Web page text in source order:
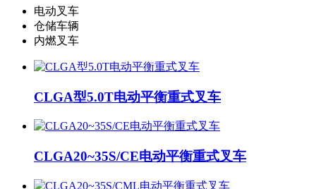
电动叉车
仓储车辆
内燃叉车
CLGA型5.0T电动平衡重式叉车
CLGA20~35S/CE电动平衡重式叉车